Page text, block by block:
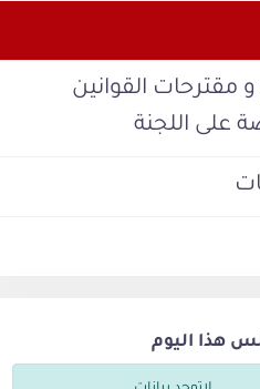
مقترحات القوانين
على اللجنة
هذا اليوم